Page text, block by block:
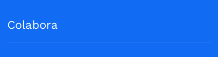
Colabora